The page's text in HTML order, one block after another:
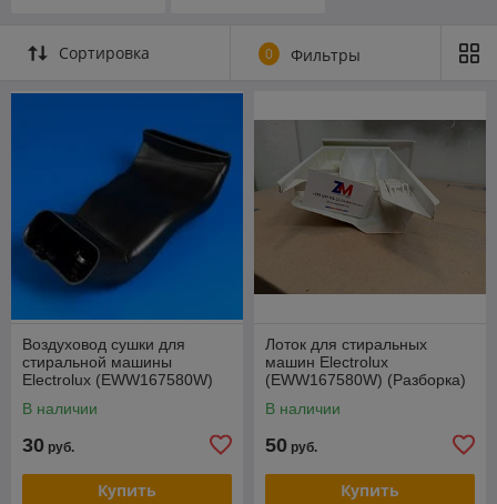
Сортировка 0 Фильтры
Воздуховод сушки для
стиральной машины
Electrolux (EWW167580W)
В наличии
30 руб.
Купить
Лоток для стиральных
машин Electrolux
(EWW167580W) (Разборка)
В наличии
50 руб.
Купить